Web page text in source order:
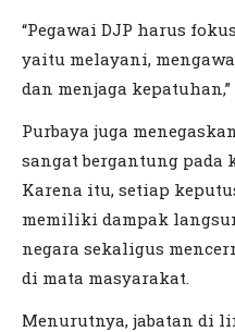
“Pegawai DJP harus
yaitu melayani,
dan menjaga
Purbaya juga
sangat bergantung pada
Karena itu, setiap
memiliki dampak
negara sekaligus
di mata masyarakat.
Menurutnya, jabatan di